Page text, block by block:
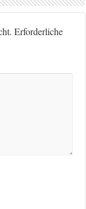
Erforderliche